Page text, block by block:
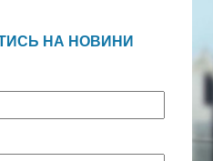
НА НОВИНИ